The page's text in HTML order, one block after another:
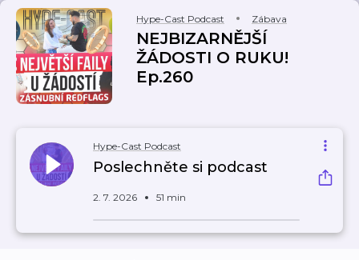
Hype-Cast Podcast Zábava
NEJBIZARNĚJŠÍ
ŽÁDOSTI O RUKU!
Ep.260
Hype-Cast Podcast
Poslechněte si podcast
2. 7. 2026 51 min